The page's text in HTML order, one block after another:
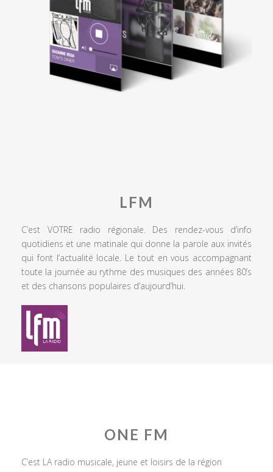
LFM
C’est VOTRE radio régionale. Des rendez-vous d’info
quotidiens et une matinale qui donne la parole aux invités
qui font l’actualité locale. Le tout en vous accompagnant
toute la journée au rythme des musiques des années 80’s
et des chansons populaires d’aujourd’hui.
ONE FM
C’est LA radio musicale, jeune et loisirs de la région